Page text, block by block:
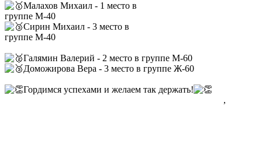
Малахов Михаил - 1 место в
группе М-40
Сирин Михаил - 3 место в
группе М-40
Галямин Валерий - 2 место в группе М-60
Доможирова Вера - 3 место в группе Ж-60
Гордимся успехами и желаем так держать!
,